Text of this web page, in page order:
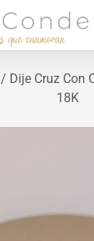
/ Dije Cruz Con
18K